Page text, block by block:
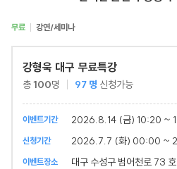
무료 강연/세미나
강형욱 대구 무료특강
총100명 97 명 신청가능
이벤트기간 2026.8.14 (금) 10:20 ~
신청기간 2026.7.7 (화) 00:00 ~
이벤트장소 대구 수성구 범어천로 73